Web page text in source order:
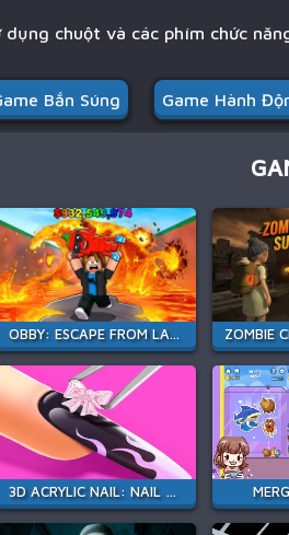
dụng chuột và các phím chức
Bắn Súng Game Hành
OBBY: ESCAPE FROM LAVA AND SURVIVE
3D ACRYLIC NAIL: NAIL ART